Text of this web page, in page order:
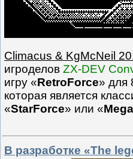
Climacus & KgMcNeil
игроделов ZX-DEV
игру «RetroForce» для
которая является
«StarForce» или «
В разработке «The